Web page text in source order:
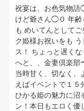
祝宴は、お色気物語
けど爺さん◯０ 年齢
も めいてんとして
ク姫様お祝いをも
ス！ ちょっと遅く
へと、、金妻倶楽部
当時甘く、切なく、
えばイベントで１５
ひかる姫の魅力に沼
ン！本日もエロく